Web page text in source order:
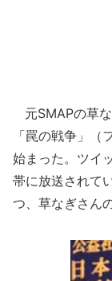
元SMAPの草
「罠の戦争」
始まった。ツイ
帯に放送されて
つ、草なぎさん